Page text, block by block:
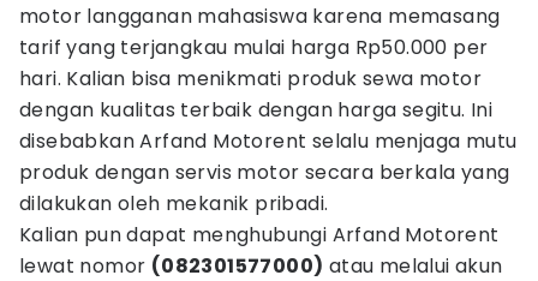
motor langganan mahasiswa karena memasang
tarif yang terjangkau mulai harga Rp50.000 per
hari. Kalian bisa menikmati produk sewa motor
dengan kualitas terbaik dengan harga segitu. Ini
disebabkan Arfand Motorent selalu menjaga mutu
produk dengan servis motor secara berkala yang
dilakukan oleh mekanik pribadi.
Kalian pun dapat menghubungi Arfand Motorent
lewat nomor (082301577000) atau melalui akun